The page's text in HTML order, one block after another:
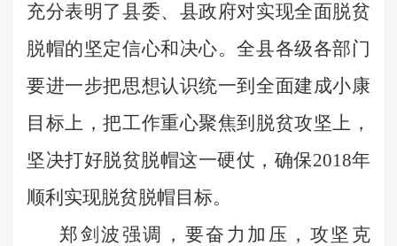
充分表明了县委、县政府对实现全面脱贫
脱帽的坚定信心和决心。全县各级各部门
要进一步把思想认识统一到全面建成小康
目标上，把工作重心聚焦到脱贫攻坚上，
坚决打好脱贫脱帽这一硬仗，确保2018年
顺利实现脱贫脱帽目标。
郑剑波强调，要奋力加压，攻坚克